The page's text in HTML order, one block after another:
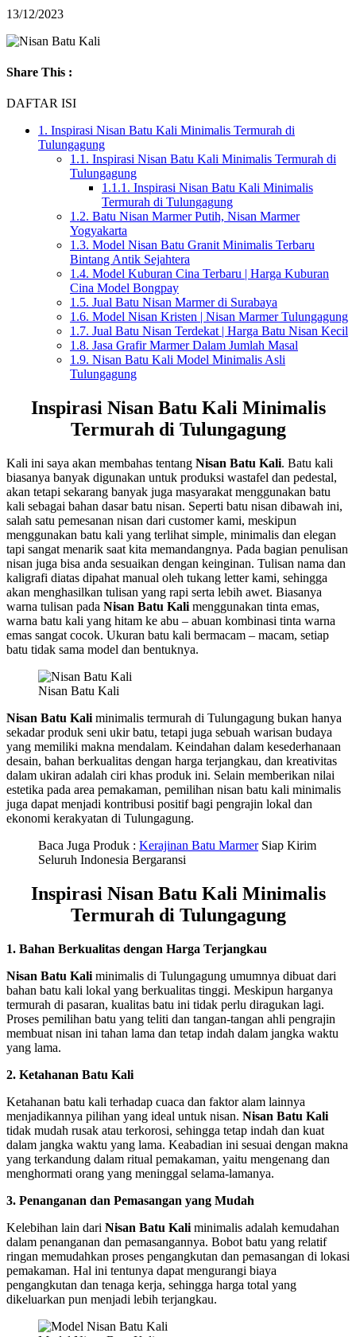
13/12/2023
Share This :
DAFTAR ISI
1. Inspirasi Nisan Batu Kali Minimalis Termurah di
Tulungagung
1.1. Inspirasi Nisan Batu Kali Minimalis Termurah di
Tulungagung
1.1.1. Inspirasi Nisan Batu Kali Minimalis
Termurah di Tulungagung
1.2. Batu Nisan Marmer Putih, Nisan Marmer
Yogyakarta
1.3. Model Nisan Batu Granit Minimalis Terbaru
Bintang Antik Sejahtera
1.4. Model Kuburan Cina Terbaru | Harga Kuburan
Cina Model Bongpay
1.5. Jual Batu Nisan Marmer di Surabaya
1.6. Model Nisan Kristen | Nisan Marmer Tulungagung
1.7. Jual Batu Nisan Terdekat | Harga Batu Nisan Kecil
1.8. Jasa Grafir Marmer Dalam Jumlah Masal
1.9. Nisan Batu Kali Model Minimalis Asli
Tulungagung
Inspirasi Nisan Batu Kali Minimalis
Termurah di Tulungagung
Kali ini saya akan membahas tentang Nisan Batu Kali. Batu kali
biasanya banyak digunakan untuk produksi wastafel dan pedestal,
akan tetapi sekarang banyak juga masyarakat menggunakan batu
kali sebagai bahan dasar batu nisan. Seperti batu nisan dibawah ini,
salah satu pemesanan nisan dari customer kami, meskipun
menggunakan batu kali yang terlihat simple, minimalis dan elegan
tapi sangat menarik saat kita memandangnya. Pada bagian penulisan
nisan juga bisa anda sesuaikan dengan keinginan. Tulisan nama dan
kaligrafi diatas dipahat manual oleh tukang letter kami, sehingga
akan menghasilkan tulisan yang rapi serta lebih awet. Biasanya
warna tulisan pada Nisan Batu Kali menggunakan tinta emas,
warna batu kali yang hitam ke abu – abuan kombinasi tinta warna
emas sangat cocok. Ukuran batu kali bermacam – macam, setiap
batu tidak sama model dan bentuknya.
Nisan Batu Kali
Nisan Batu Kali minimalis termurah di Tulungagung bukan hanya
sekadar produk seni ukir batu, tetapi juga sebuah warisan budaya
yang memiliki makna mendalam. Keindahan dalam kesederhanaan
desain, bahan berkualitas dengan harga terjangkau, dan kreativitas
dalam ukiran adalah ciri khas produk ini. Selain memberikan nilai
estetika pada area pemakaman, pemilihan nisan batu kali minimalis
juga dapat menjadi kontribusi positif bagi pengrajin lokal dan
ekonomi kerakyatan di Tulungagung.
Baca Juga Produk : Kerajinan Batu MarmerSiap Kirim
Seluruh Indonesia Bergaransi
Inspirasi Nisan Batu Kali Minimalis
Termurah di Tulungagung
1. Bahan Berkualitas dengan Harga Terjangkau
Nisan Batu Kali minimalis di Tulungagung umumnya dibuat dari
bahan batu kali lokal yang berkualitas tinggi. Meskipun harganya
termurah di pasaran, kualitas batu ini tidak perlu diragukan lagi.
Proses pemilihan batu yang teliti dan tangan-tangan ahli pengrajin
membuat nisan ini tahan lama dan tetap indah dalam jangka waktu
yang lama.
2. Ketahanan Batu Kali
Ketahanan batu kali terhadap cuaca dan faktor alam lainnya
menjadikannya pilihan yang ideal untuk nisan. Nisan Batu Kali
tidak mudah rusak atau terkorosi, sehingga tetap indah dan kuat
dalam jangka waktu yang lama. Keabadian ini sesuai dengan makna
yang terkandung dalam ritual pemakaman, yaitu mengenang dan
menghormati orang yang meninggal selama-lamanya.
3. Penanganan dan Pemasangan yang Mudah
Kelebihan lain dari Nisan Batu Kali minimalis adalah kemudahan
dalam penanganan dan pemasangannya. Bobot batu yang relatif
ringan memudahkan proses pengangkutan dan pemasangan di lokasi
pemakaman. Hal ini tentunya dapat mengurangi biaya
pengangkutan dan tenaga kerja, sehingga harga total yang
dikeluarkan pun menjadi lebih terjangkau.